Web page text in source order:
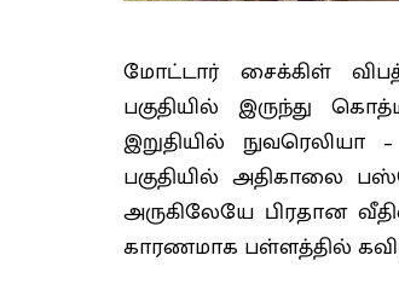
மோட்டார் சைக்கிள்
பகுதியில் இருந்து
இறுதியில்
பகுதியில் அதிகாலை
அருகிலேயே பிரதான
காரணமாக பள்ளத்தில்